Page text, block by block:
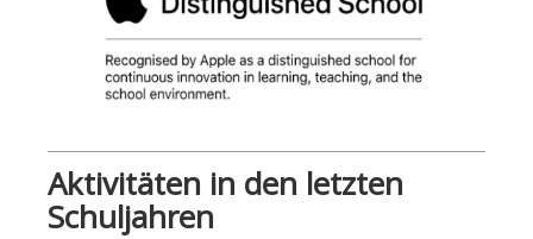
Aktivitäten in den letzten
Schuljahren